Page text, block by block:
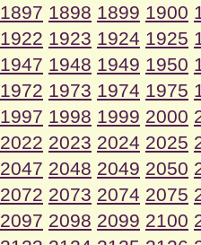
1897 1898 1899 1900
1922 1923 1924 1925
1947 1948 1949 1950
1972 1973 1974 1975
1997 1998 1999 2000
2022 2023 2024 2025
2047 2048 2049 2050
2072 2073 2074 2075
2097 2098 2099 2100